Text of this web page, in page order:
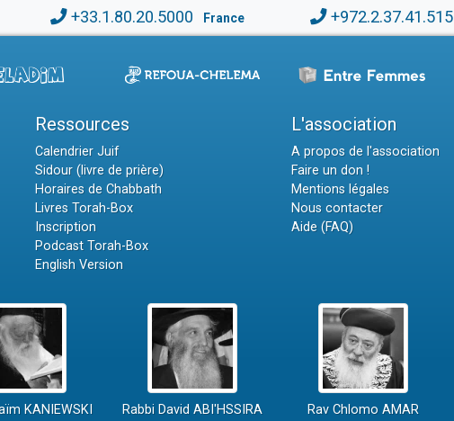
+33.1.80.20.5000 France +972.2.37.41.515
Ressources
Calendrier Juif
Sidour (livre de prière)
Horaires de Chabbath
Livres Torah-Box
Inscription
Podcast Torah-Box
English Version
L'association
A propos de l'association
Faire un don !
Mentions légales
Nous contacter
Aide (FAQ)
KANIEWSKI Rabbi David ABI'HSSIRA Rav Chlomo AMAR